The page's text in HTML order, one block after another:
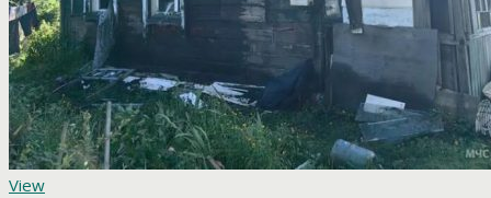
View